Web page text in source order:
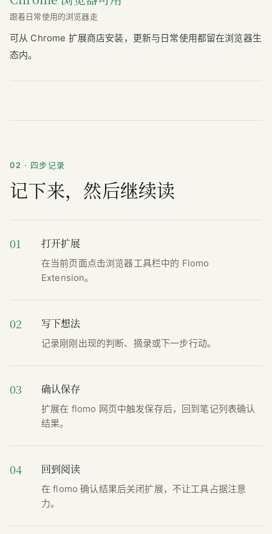
跟着日常使用的浏览器走
可从 Chrome 扩展商店安装，更新与日常使用都留在浏览器生
态内。
02 · 四步记录
记下来，然后继续读
01 打开扩展
在当前页面点击浏览器工具栏中的 Flomo
Extension。
02 写下想法
记录刚刚出现的判断、摘录或下一步行动。
03 确认保存
扩展在 flomo 网页中触发保存后，回到笔记列表确认
结果。
04 回到阅读
在 flomo 确认结果后关闭扩展，不让工具占据注意
力。